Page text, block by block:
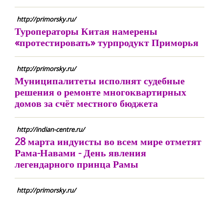
http://primorsky.ru/
Туроператоры Китая намерены
«протестировать» турпродукт Приморья
http://primorsky.ru/
Муниципалитеты исполнят судебные
решения о ремонте многоквартирных
домов за счёт местного бюджета
http://indian-centre.ru/
28 марта индуисты во всем мире отметят
Рама-Навами - День явления
легендарного принца Рамы
http://primorsky.ru/